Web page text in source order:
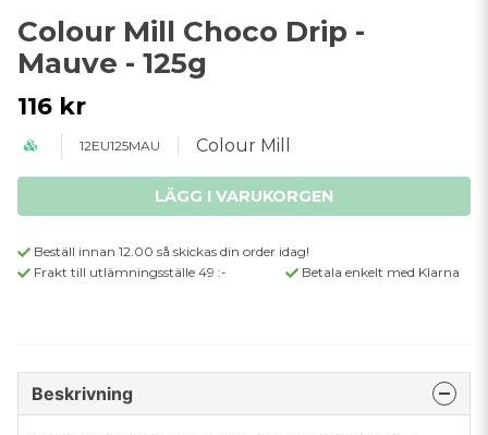
Colour Mill Choco Drip -
Mauve - 125g
116 kr
12EU125MAU Colour Mill
LÄGG I VARUKORGEN
Beställ innan 12.00 så skickas din order idag!
Frakt till utlämningsställe 49 :-
Betala enkelt med Klarna
Beskrivning